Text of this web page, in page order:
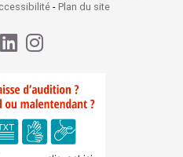
- Plan du site